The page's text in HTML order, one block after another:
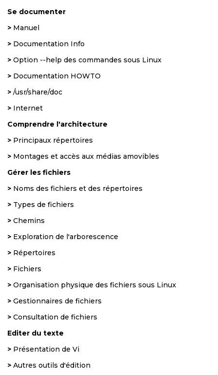
Se documenter
> Manuel
> Documentation Info
> Option --help des commandes sous Linux
> Documentation HOWTO
> /usr/share/doc
> Internet
Comprendre l'architecture
> Principaux répertoires
> Montages et accès aux médias amovibles
Gérer les fichiers
> Noms des fichiers et des répertoires
> Types de fichiers
> Chemins
> Exploration de l'arborescence
> Répertoires
> Fichiers
> Organisation physique des fichiers sous Linux
> Gestionnaires de fichiers
> Consultation de fichiers
Editer du texte
> Présentation de Vi
> Autres outils d'édition